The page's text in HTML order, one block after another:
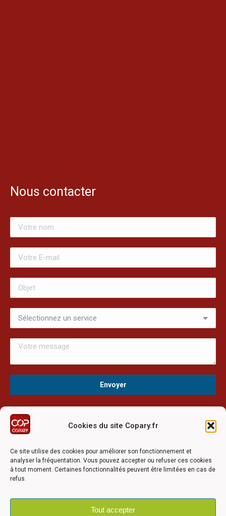
Cookies du site Copary.fr
Ce site utilise des cookies pour améliorer son fonctionnement et
analyser la fréquentation. Vous pouvez accepter ou refuser ces cookies
à tout moment. Certaines fonctionnalités peuvent être limitées en cas de
refus.
Tout accepter
Nous contacter
Ce site a été réalisé avec le soutien financier de l'Union
Pays Barrois